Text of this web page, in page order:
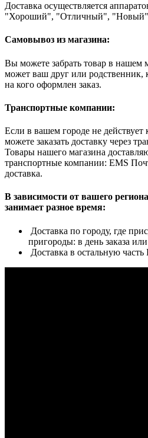
Доставка осуществляется
"Хороший", "Отличный",
Самовывоз из магазина:
Вы можете забрать товар в нашем
может ваш друг или родственник,
на кого оформлен заказ.
Транспортные компании:
Если в вашем городе не действует
можете заказать доставку через
Товары нашего магазина
транспортные компании: EMS
доставка.
В зависимости от вашего
занимает разное время:
Доставка по городу, где
пригороды: в день заказа
Доставка в остальную